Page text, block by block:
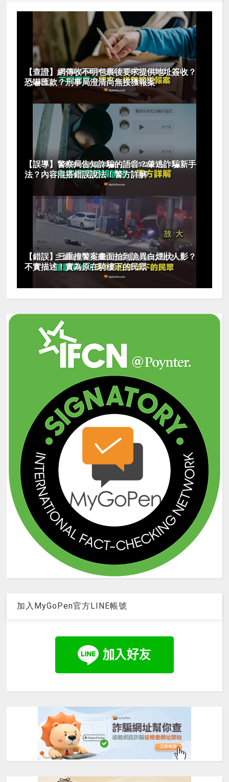
【查證】網傳收不明包裹後要求提供地址簽收？
恐嚇匯款？刑事局澄清尚無接獲報案
【誤導】警察局告知詐騙的語音？肇逃詐騙新手
法？內容混搭錯誤說法！警方詳解
【錯誤】三重撞警案畫面拍到詭異白煙狀人影？
不實描述！實為原在騎樓下的民眾
加入MyGoPen官方LINE帳號